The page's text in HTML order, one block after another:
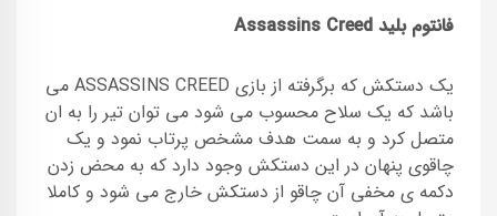
فانتوم بلید Assassins Creed
یک دستکش که برگرفته از بازی ASSASSINS CREED می
باشد که یک سلاح محسوب می شود می توان تیر را به ان
متصل کرد و به سمت هدف مشخص پرتاب نمود و یک
چاقوی پنهان در این دستکش وجود دارد که به محض زدن
دکمه ی مخفی آن چاقو از دستکش خارج می شود و کاملا